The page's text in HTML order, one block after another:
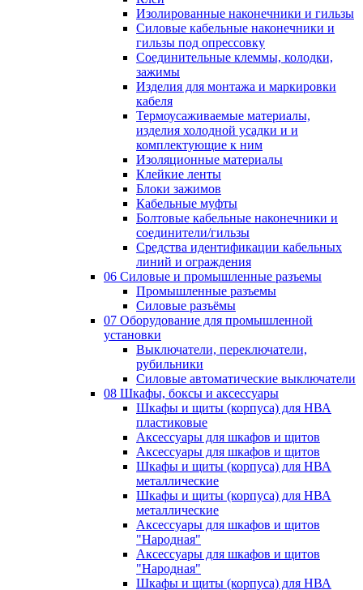
Изолированные наконечники и гильзы
Силовые кабельные наконечники и
гильзы под опрессовку
Соединительные клеммы, колодки,
зажимы
Изделия для монтажа и маркировки
кабеля
Термоусаживаемые материалы,
изделия холодной усадки и и
комплектующие к ним
Изоляционные материалы
Клейкие ленты
Блоки зажимов
Кабельные муфты
Болтовые кабельные наконечники и
соединители/гильзы
Средства идентификации кабельных
линий и ограждения
06 Силовые и промышленные разъемы
Промышленные разъемы
Силовые разъёмы
07 Оборудование для промышленной
установки
Выключатели, переключатели,
рубильники
Силовые автоматические выключатели
08 Шкафы, боксы и аксессуары
Шкафы и щиты (корпуса) для НВА
пластиковые
Аксессуары для шкафов и щитов
Аксессуары для шкафов и щитов
Шкафы и щиты (корпуса) для НВА
металлические
Шкафы и щиты (корпуса) для НВА
металлические
Аксессуары для шкафов и щитов
"Народная"
Аксессуары для шкафов и щитов
"Народная"
Шкафы и щиты (корпуса) для НВА